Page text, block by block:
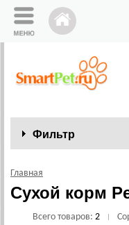
Фильтр
Главная
Сухой корм
Всего товаров: 2